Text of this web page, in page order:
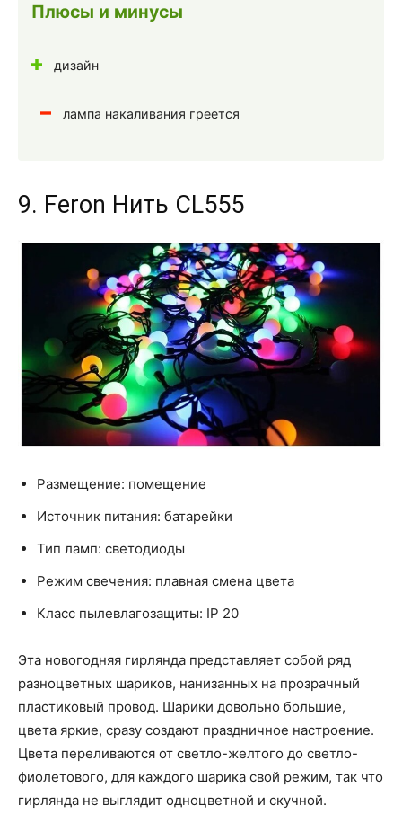
Плюсы и минусы
дизайн
лампа накаливания греется
9. Feron Нить CL555
Размещение: помещение
Источник питания: батарейки
Тип ламп: светодиоды
Режим свечения: плавная смена цвета
Класс пылевлагозащиты: IP 20
Эта новогодняя гирлянда представляет собой ряд
разноцветных шариков, нанизанных на прозрачный
пластиковый провод. Шарики довольно большие,
цвета яркие, сразу создают праздничное настроение.
Цвета переливаются от светло-желтого до светло-
фиолетового, для каждого шарика свой режим, так что
гирлянда не выглядит одноцветной и скучной.